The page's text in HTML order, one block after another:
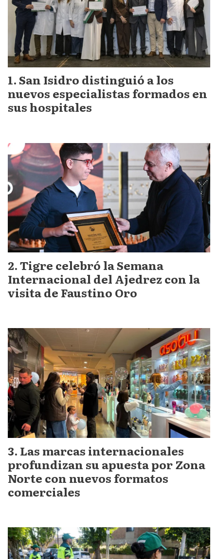
San Isidro distinguió a los
nuevos especialistas formados en
sus hospitales
Tigre celebró la Semana
Internacional del Ajedrez con la
visita de Faustino Oro
Las marcas internacionales
profundizan su apuesta por Zona
Norte con nuevos formatos
comerciales